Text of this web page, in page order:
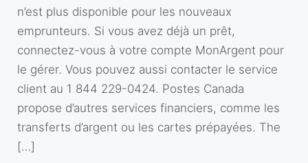
n’est plus disponible pour les nouveaux
emprunteurs. Si vous avez déjà un prêt,
connectez-vous à votre compte MonArgent pour
le gérer. Vous pouvez aussi contacter le service
client au 1 844 229-0424. Postes Canada
propose d’autres services financiers, comme les
transferts d’argent ou les cartes prépayées. The
[…]